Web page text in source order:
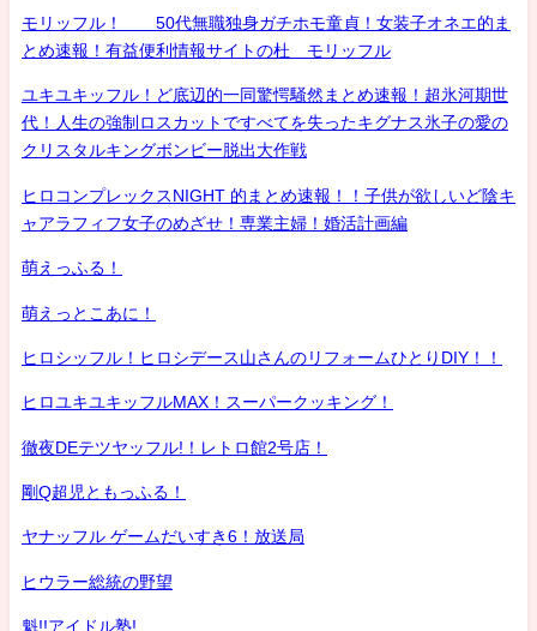
モリッフル！ 50代無職独身ガチホモ童貞！女装子オネエ的ま
とめ速報！有益便利情報サイトの杜 モリッフル
ユキユキッフル！ど底辺的一同驚愕騒然まとめ速報！超氷河期世
代！人生の強制ロスカットですべてを失ったキグナス氷子の愛の
クリスタルキングボンビー脱出大作戦
ヒロコンプレックスNIGHT 的まとめ速報！！子供が欲しいど陰キ
ャアラフィフ女子のめざせ！専業主婦！婚活計画編
萌えっふる！
萌えっとこあに！
ヒロシッフル！ヒロシデース山さんのリフォームひとりDIY！！
ヒロユキユキッフルMAX！スーパークッキング！
徹夜DEテツヤッフル!！レトロ館2号店！
剛Q超児ともっふる！
ヤナッフル ゲームだいすき6！放送局
ヒウラー総統の野望
魁!!アイドル塾!